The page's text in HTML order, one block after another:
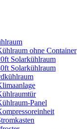
ohne Container
Solarkühlraum
Solarkühlraum
Panel